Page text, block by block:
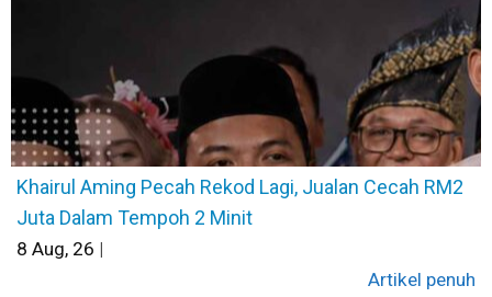
Khairul Aming Pecah Rekod Lagi, Jualan Cecah RM2
Juta Dalam Tempoh 2 Minit
8 Aug, 26 |
Artikel penuh